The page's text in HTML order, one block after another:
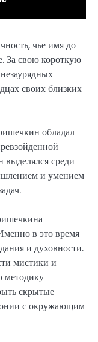
чье имя до
За свою короткую
своих близких
обладал
выделялся среди
и умением
в это время
и духовности.
мистики и
методику
скрытые
с окружающим